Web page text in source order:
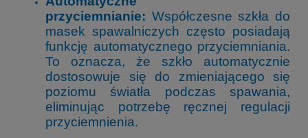
przyciemnianie: Współczesne szkła do
masek spawalniczych często posiadają
funkcję automatycznego przyciemniania.
To oznacza, że szkło automatycznie
dostosowuje się do zmieniającego się
poziomu światła podczas spawania,
eliminując potrzebę ręcznej regulacji
przyciemnienia.